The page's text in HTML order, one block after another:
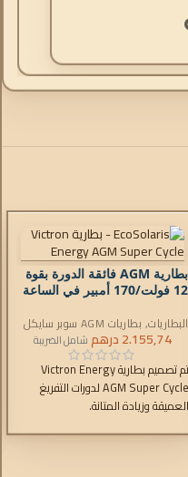
بطارية AGM فائقة الدورة بقوة
12 فولت/170 أمبير في الساعة
البطاريات, بطاريات AGM سوبر سايكل
2.155,74درهمشامل الضريبة
تم تصميم بطارية Victron Energy
AGM Super Cycle لدورات التفريغ
العميقة وزيادة المتانة.